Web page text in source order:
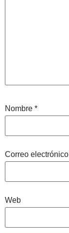
Nombre *
Correo electrónico
Web